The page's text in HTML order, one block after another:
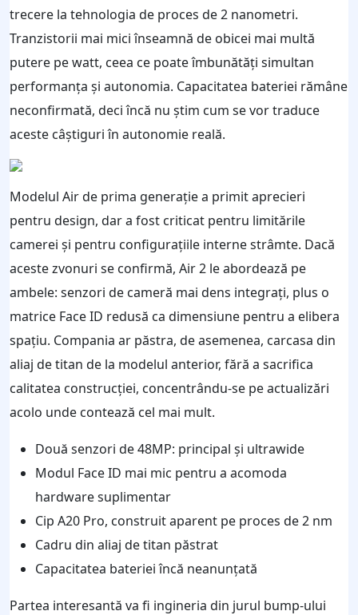
trecere la tehnologia de proces de 2 nanometri.
Tranzistorii mai mici înseamnă de obicei mai multă
putere pe watt, ceea ce poate îmbunătăți simultan
performanța și autonomia. Capacitatea bateriei rămâne
neconfirmată, deci încă nu știm cum se vor traduce
aceste câștiguri în autonomie reală.
Modelul Air de prima generație a primit aprecieri
pentru design, dar a fost criticat pentru limitările
camerei și pentru configurațiile interne strâmte. Dacă
aceste zvonuri se confirmă, Air 2 le abordează pe
ambele: senzori de cameră mai dens integrați, plus o
matrice Face ID redusă ca dimensiune pentru a elibera
spațiu. Compania ar păstra, de asemenea, carcasa din
aliaj de titan de la modelul anterior, fără a sacrifica
calitatea construcției, concentrându-se pe actualizări
acolo unde contează cel mai mult.
Două senzori de 48MP: principal și ultrawide
Modul Face ID mai mic pentru a acomoda
hardware suplimentar
Cip A20 Pro, construit aparent pe proces de 2 nm
Cadru din aliaj de titan păstrat
Capacitatea bateriei încă neanunțată
Partea interesantă va fi ingineria din jurul bump-ului